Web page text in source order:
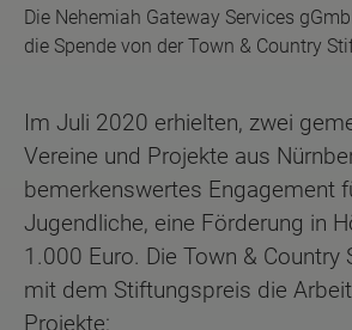
Die Nehemiah Gateway Services
die Spende von der Town & Country
Im Juli 2020 erhielten, zwei
Vereine und Projekte aus
bemerkenswertes Engagement
Jugendliche, eine Förderung in
1.000 Euro. Die Town &
mit dem Stiftungspreis die
Projekte: